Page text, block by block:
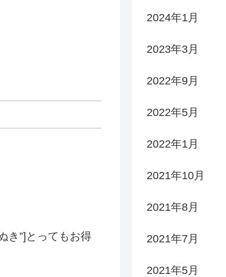
き”]とってもお得
2024年1月
2023年3月
2022年9月
2022年5月
2022年1月
2021年10月
2021年8月
2021年7月
2021年5月